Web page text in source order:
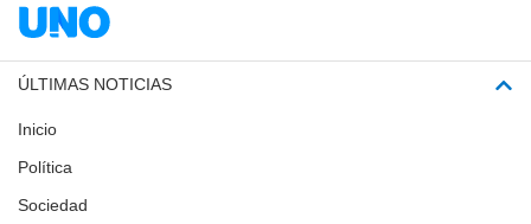
ÚLTIMAS NOTICIAS
Inicio
Política
Sociedad